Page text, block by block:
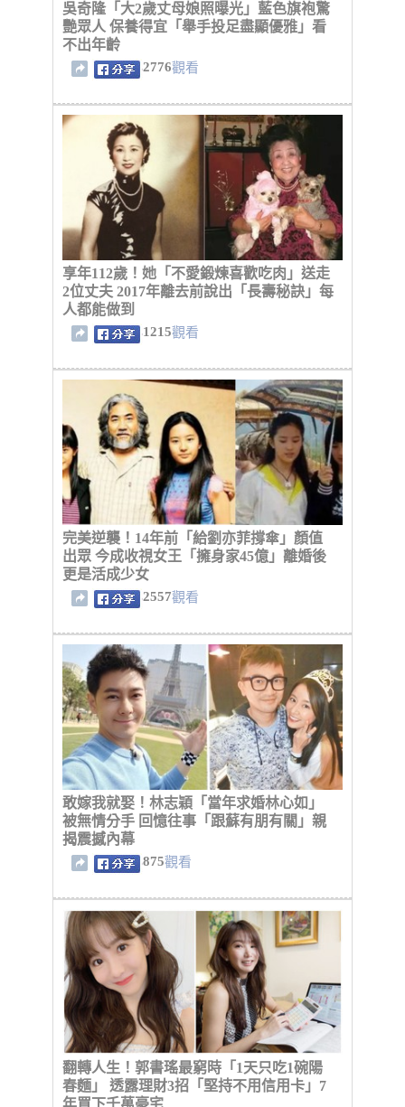
吳奇隆「大2歲丈母娘照曝光」藍色旗袍驚
艷眾人 保養得宜「舉手投足盡顯優雅」看
不出年齡
2776觀看
享年112歲！她「不愛鍛煉喜歡吃肉」送走
2位丈夫 2017年離去前說出「長壽秘訣」每
人都能做到
1215觀看
完美逆襲！14年前「給劉亦菲撐傘」顏值
出眾 今成收視女王「擁身家45億」離婚後
更是活成少女
2557觀看
敢嫁我就娶！林志穎「當年求婚林心如」
被無情分手 回憶往事「跟蘇有朋有關」親
揭震撼內幕
875觀看
翻轉人生！郭書瑤最窮時「1天只吃1碗陽
春麵」 透露理財3招「堅持不用信用卡」7